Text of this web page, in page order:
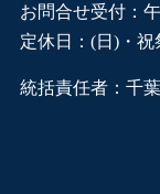
お問合せ受付：
定休日：(日)・祝
統括責任者：千